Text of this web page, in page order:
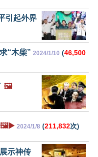
引起外界
“木柴” 2024/1/10 (46,500
🖼️
🖼️▶️ 2024/1/8 (211,832次)
示神传